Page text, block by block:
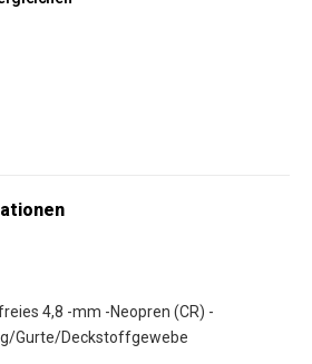
4,8 -mm -Neopren (CR) -
Gurte/Deckstoffgewebe